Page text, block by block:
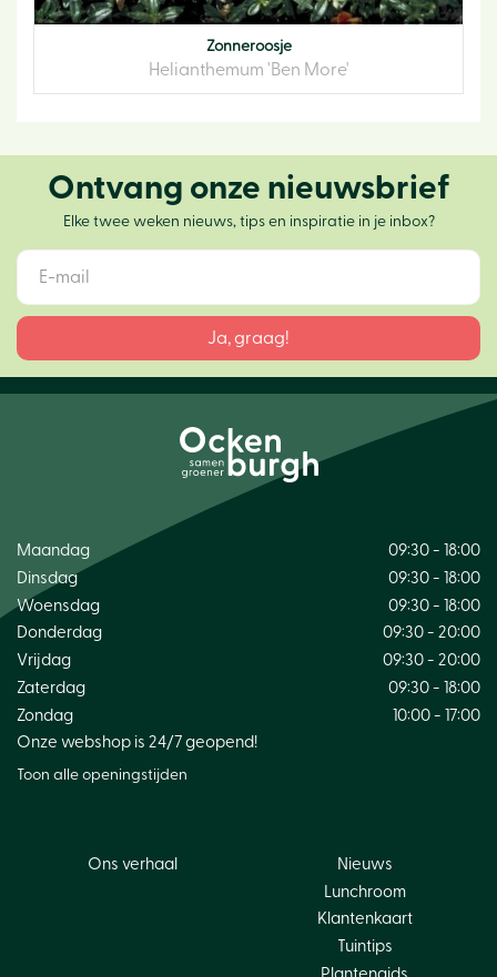
Zonneroosje
Helianthemum 'Ben More'
Ontvang onze nieuwsbrief
Elke twee weken nieuws, tips en inspiratie in je inbox?
Maandag
09:30 - 18:00
Dinsdag
09:30 - 18:00
Woensdag
09:30 - 18:00
Donderdag
09:30 - 20:00
Vrijdag
09:30 - 20:00
Zaterdag
09:30 - 18:00
Zondag
10:00 - 17:00
Onze webshop is 24/7 geopend!
Toon alle openingstijden
Ons verhaal
Nieuws
Lunchroom
Klantenkaart
Tuintips